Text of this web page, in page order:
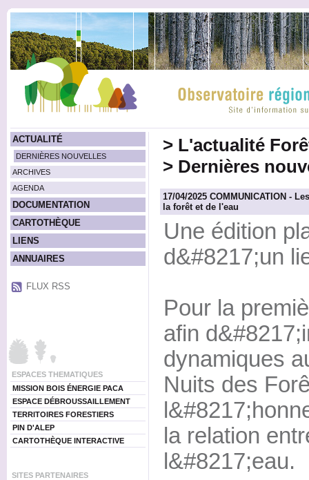
ACTUALITÉ
DERNIÈRES NOUVELLES
ARCHIVES
AGENDA
DOCUMENTATION
CARTOTHÈQUE
LIENS
ANNUAIRES
FLUX RSS
ESPACES THEMATIQUES
MISSION BOIS ÉNERGIE PACA
ESPACE DÉBROUSSAILLEMENT
TERRITOIRES FORESTIERS
PIN D'ALEP
CARTOTHÈQUE INTERACTIVE
SITES PARTENAIRES
> L'actualité
> Dernières
17/04/2025 COMMUNICATION -
la forêt et de l'eau
Une édition
d&#8217;un
Pour la
afin
dynamiques
Nuits des
la relation
l&#8217;eau.